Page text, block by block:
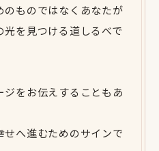
のものではなくあなたが
を見つける道しるべで
ジをお伝えすることもあ
へ進むためのサインで